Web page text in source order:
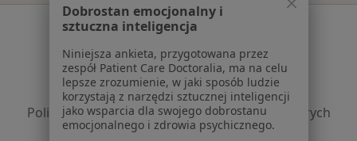
Serwis
Regulamin
Polityka prywatności pacjentów
Polityka prywatności profesjonalistów
Polityka prywatności dla profesjonalistów, których
dane pozyskaliśmy samodzielnie
Dobrostan emocjonalny i
sztuczna inteligencja
Niniejsza ankieta, przygotowana przez
zespół Patient Care Doctoralia, ma na celu
lepsze zrozumienie, w jaki sposób ludzie
korzystają z narzędzi sztucznej inteligencji
jako wsparcia dla swojego dobrostanu
emocjonalnego i zdrowia psychicznego.